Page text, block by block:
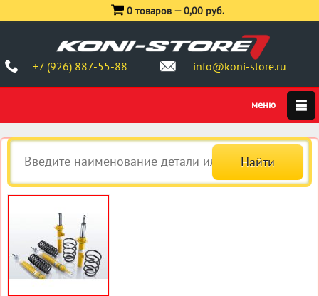
+7 (926) 887-55-88 info@koni-store.ru
0 товаров —0,00 руб.